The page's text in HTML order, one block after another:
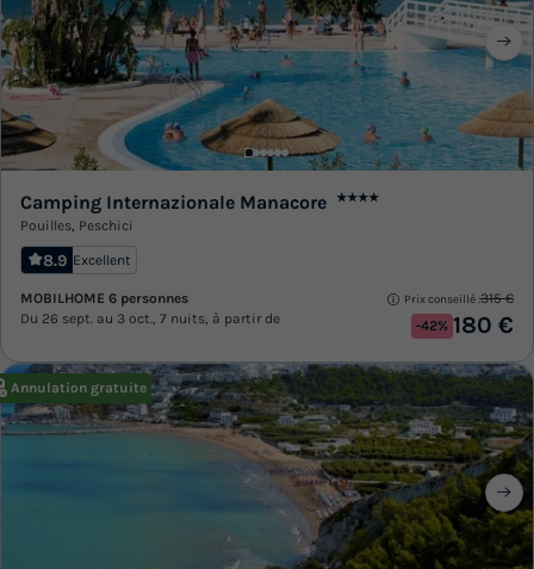
Camping Internazionale Manacore ★★★★
Pouilles, Peschici
8.9 Excellent
MOBILHOME 6 personnes
Du 26 sept. au 3 oct., 7 nuits, à partir de
Prix conseillé :315 €
-42% 180 €
Annulation gratuite